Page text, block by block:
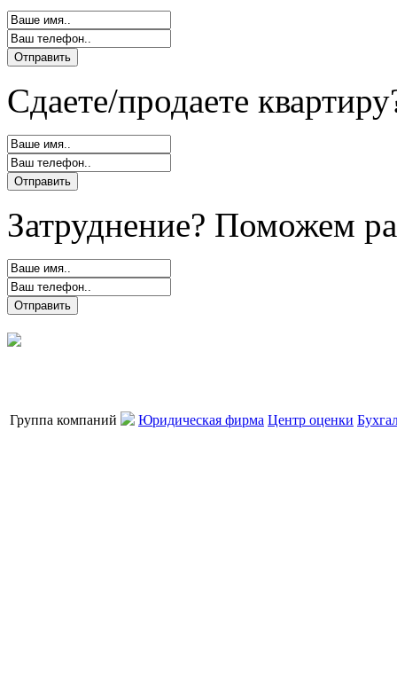
Сдаете/продаете
Затруднение? Поможем
Группа компаний Юридическая фирма Центр оценки